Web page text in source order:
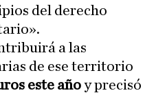
del derecho
a las
de ese territorio
este añoy precisó